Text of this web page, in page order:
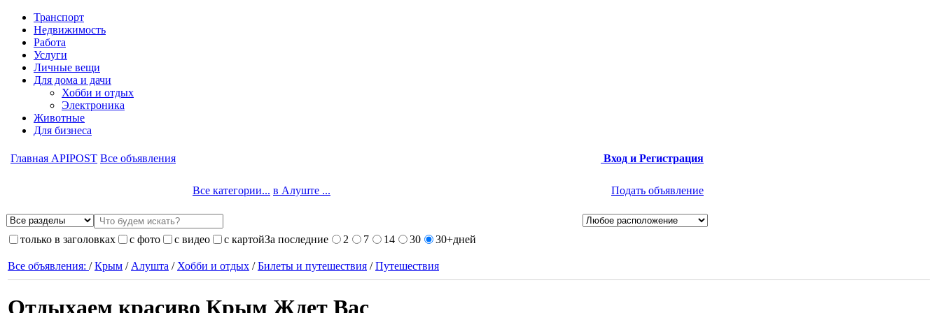
Транспорт
Недвижимость
Работа
Услуги
Личные вещи
Для дома и дачи
Хобби и отдых
Электроника
Животные
Для бизнеса
Главная APIPOST Все объявления Вход и Регистрация
Все категории... в Алуште ... Подать объявление
только в заголовках с фото с видео с картойЗа последние 2 7 14 30 30+дней
Все объявления: /Крым / Алушта / Хобби и отдых /Билеты и путешествия /Путешествия
Отдыхаем красиво Крым Ждет Вас